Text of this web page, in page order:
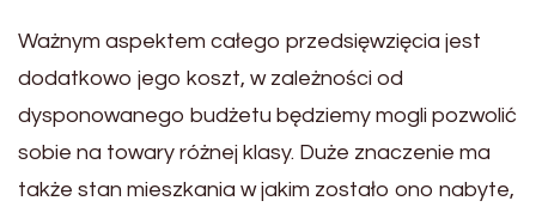
Ważnym aspektem całego przedsięwzięcia jest
dodatkowo jego koszt, w zależności od
dysponowanego budżetu będziemy mogli pozwolić
sobie na towary różnej klasy. Duże znaczenie ma
także stan mieszkania w jakim zostało ono nabyte,